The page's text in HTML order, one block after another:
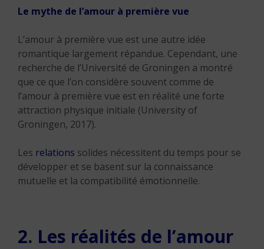
Le mythe de l’amour à première vue
L’amour à première vue est une autre idée
romantique largement répandue. Cependant, une
recherche de l’Université de Groningen a montré
que ce que l’on considère souvent comme de
l’amour à première vue est en réalité une forte
attraction physique initiale (University of
Groningen, 2017).
Les relations solides nécessitent du temps pour se
développer et se basent sur la connaissance
mutuelle et la compatibilité émotionnelle.
2. Les réalités de l’amour